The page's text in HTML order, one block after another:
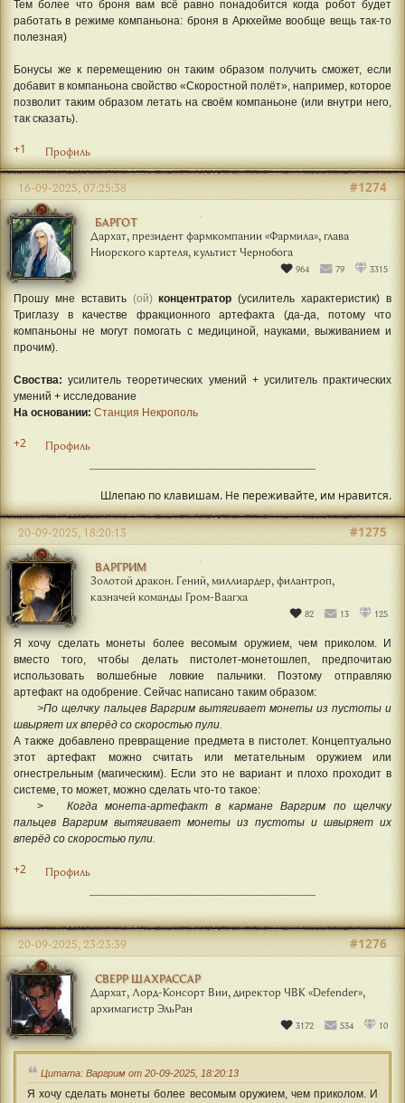
Тем более что броня вам всё равно понадобится когда робот будет
работать в режиме компаньона: броня в Аркхейме вообще вещь так-то
полезная)
Бонусы же к перемещению он таким образом получить сможет, если
добавит в компаньона свойство «Скоростной полёт», например, которое
позволит таким образом летать на своём компаньоне (или внутри него,
так сказать).
+1 Профиль
БАРГОТ
Дархат, президент фармкомпании «Фармила», глава
Ниорского картеля, культист Чернобога
964 79 3315
#1274
16-09-2025, 07:25:38
Прошу мне вставить (ой) концентратор (усилитель характеристик) в
Триглазу в качестве фракционного артефакта (да-да, потому что
компаньоны не могут помогать с медициной, науками, выживанием и
прочим).
Своства: усилитель теоретических умений + усилитель практических
умений + исследование
На основании: Станция Некрополь
+2 Профиль
Шлепаю по клавишам. Не переживайте, им нравится.
ВАРГРИМ
Золотой дракон. Гений, миллиардер, филантроп,
казначей команды Гром-Ваагха
82 13 125
#1275
20-09-2025, 18:20:13
Я хочу сделать монеты более весомым оружием, чем приколом. И
вместо того, чтобы делать пистолет-монетошлеп, предпочитаю
использовать волшебные ловкие пальчики. Поэтому отправляю
артефакт на одобрение. Сейчас написано таким образом:
>По щелчку пальцев Варгрим вытягивает монеты из пустоты и
швыряет их вперёд со скоростью пули.
А также добавлено превращение предмета в пистолет. Концептуально
этот артефакт можно считать или метательным оружием или
огнестрельным (магическим). Если это не вариант и плохо проходит в
системе, то может, можно сделать что-то такое:
> Когда монета-артефакт в кармане Варгрим по щелчку
пальцев Варгрим вытягивает монеты из пустоты и швыряет их
вперёд со скоростью пули.
+2 Профиль
СВЕРР ШАХРАССАР
Дархат, Лорд-Консорт Вии, директор ЧВК «Defender»,
архимагистр ЭльРан
3172 534 10
#1276
20-09-2025, 23:23:39
Цитата: Варгрим от 20-09-2025, 18:20:13
Я хочу сделать монеты более весомым оружием, чем приколом. И